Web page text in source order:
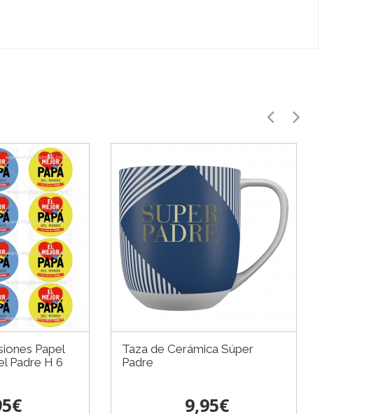
Papel
Padre H 6
Taza de Cerámica Súper
Padre
9,95€